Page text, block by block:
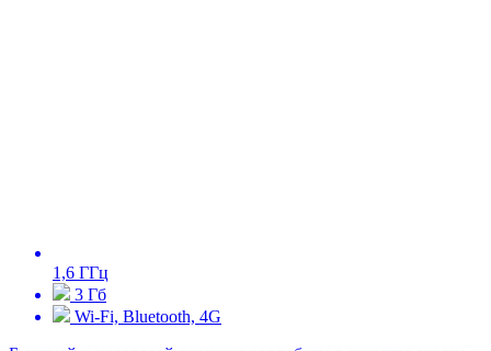
1,6 ГГц
3 Гб
Wi-Fi, Bluetooth, 4G